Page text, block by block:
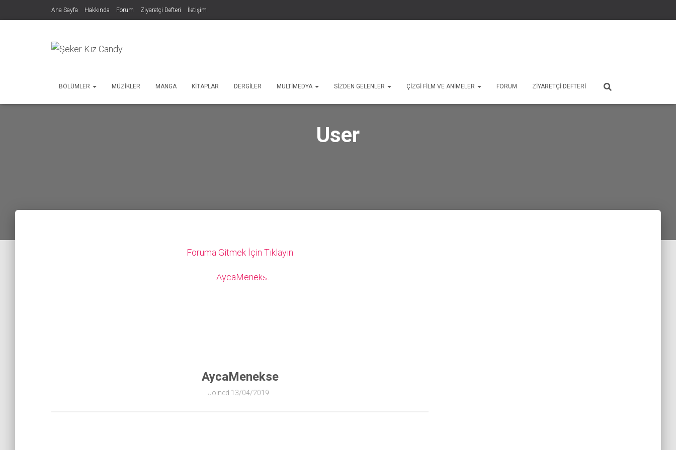
Ana Sayfa Hakkında Forum Ziyaretçi Defteri İletişim
BÖLÜMLER MÜZIKLER MANGA KITAPLAR DERGILER MULTIMEDYA SIZDEN GELENLER ÇIZGI FILM VE ANIMELER FORUM ZIYARETÇI DEFTERI
User
Foruma Gitmek İçin Tıklayın
AycaMenekse
Joined 13/04/2019